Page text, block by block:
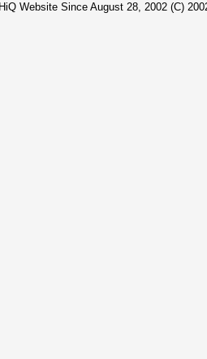
HiQ Website Since August 28, 2002 (C)